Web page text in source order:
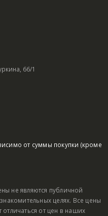
66/1
от суммы покупки (кроме
не являются публичной
целях. Все цены
отличаться от цен в наших